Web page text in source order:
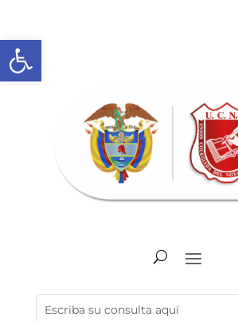
Abrir barra de herramientas